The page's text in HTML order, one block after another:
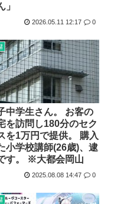
が
ってた？
機を告白「中国の強...
本がアニメ化した米人...
」
2026.05.11 12:17 0
中学生さん。 お客の
を訪問し180分のセク
を1万円で提供。 購入
小学校講師(26歳)、逮
す。 ※大都会岡山
2025.08.08 14:47 0